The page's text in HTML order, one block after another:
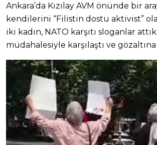
Ankara’da Kızılay AVM önünde bir
kendilerini “Filistin dostu aktivist”
iki kadın, NATO karşıtı sloganlar
müdahalesiyle karşılaştı ve gözaltına